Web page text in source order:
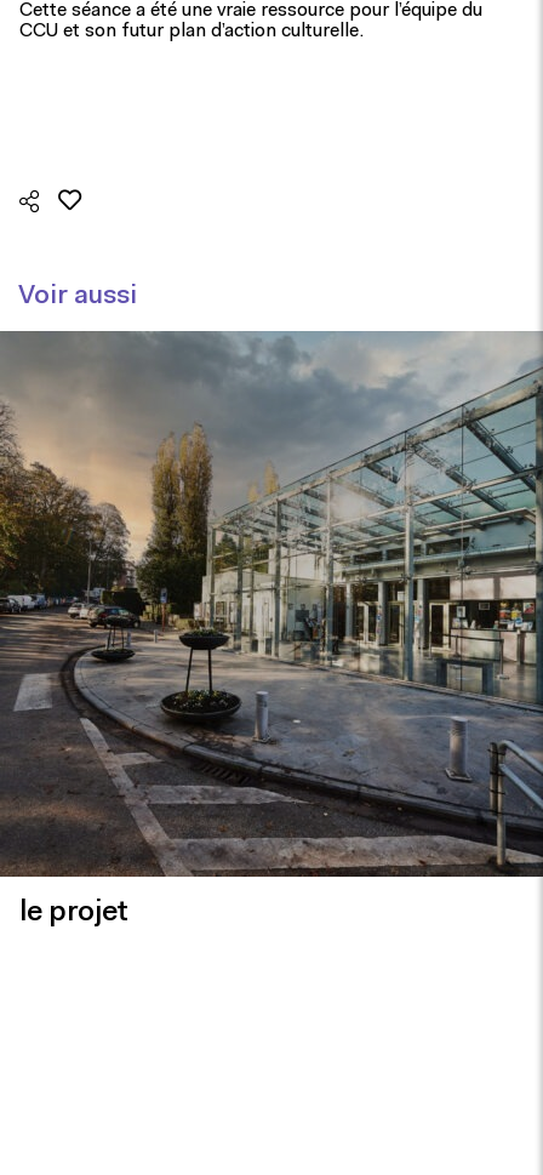
Cette séance a été une vraie ressource pour l’équipe du
CCU et son futur plan d’action culturelle.
Voir aussi
le projet